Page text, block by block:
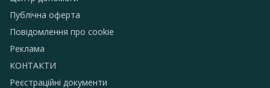
Публічна оферта
Повідомлення про сookie
Реклама
КОНТАКТИ
Реєстраційні документи